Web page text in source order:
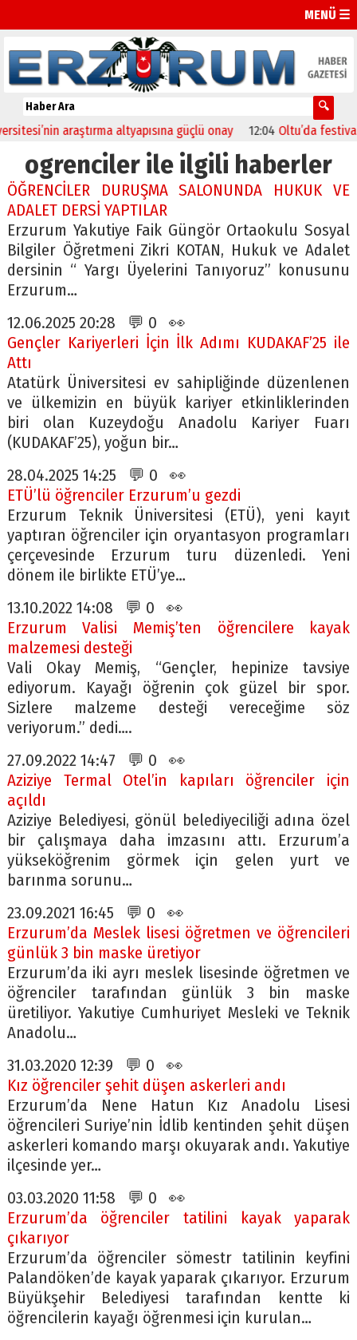
MENÜ ☰
araştırma altyapısına güçlü onay 12:04 Oltu’da festival
ogrenciler ile ilgili haberler
ÖĞRENCİLER DURUŞMA SALONUNDA HUKUK VE
ADALET DERSİ YAPTILAR
Erzurum Yakutiye Faik Güngör Ortaokulu Sosyal
Bilgiler Öğretmeni Zikri KOTAN, Hukuk ve Adalet
dersinin “ Yargı Üyelerini Tanıyoruz” konusunu
Erzurum…
12.06.2025 20:28 💬 0 👀
Gençler Kariyerleri İçin İlk Adımı KUDAKAF’25 ile
Attı
Atatürk Üniversitesi ev sahipliğinde düzenlenen
ve ülkemizin en büyük kariyer etkinliklerinden
biri olan Kuzeydoğu Anadolu Kariyer Fuarı
(KUDAKAF’25), yoğun bir…
28.04.2025 14:25 💬 0 👀
ETÜ’lü öğrenciler Erzurum’u gezdi
Erzurum Teknik Üniversitesi (ETÜ), yeni kayıt
yaptıran öğrenciler için oryantasyon programları
çerçevesinde Erzurum turu düzenledi. Yeni
dönem ile birlikte ETÜ’ye…
13.10.2022 14:08 💬 0 👀
Erzurum Valisi Memiş’ten öğrencilere kayak
malzemesi desteği
Vali Okay Memiş, “Gençler, hepinize tavsiye
ediyorum. Kayağı öğrenin çok güzel bir spor.
Sizlere malzeme desteği vereceğime söz
veriyorum.” dedi….
27.09.2022 14:47 💬 0 👀
Aziziye Termal Otel’in kapıları öğrenciler için
açıldı
Aziziye Belediyesi, gönül belediyeciliği adına özel
bir çalışmaya daha imzasını attı. Erzurum’a
yükseköğrenim görmek için gelen yurt ve
barınma sorunu…
23.09.2021 16:45 💬 0 👀
Erzurum’da Meslek lisesi öğretmen ve öğrencileri
günlük 3 bin maske üretiyor
Erzurum’da iki ayrı meslek lisesinde öğretmen ve
öğrenciler tarafından günlük 3 bin maske
üretiliyor. Yakutiye Cumhuriyet Mesleki ve Teknik
Anadolu…
31.03.2020 12:39 💬 0 👀
Kız öğrenciler şehit düşen askerleri andı
Erzurum’da Nene Hatun Kız Anadolu Lisesi
öğrencileri Suriye’nin İdlib kentinden şehit düşen
askerleri komando marşı okuyarak andı. Yakutiye
ilçesinde yer…
03.03.2020 11:58 💬 0 👀
Erzurum’da öğrenciler tatilini kayak yaparak
çıkarıyor
Erzurum’da öğrenciler sömestr tatilinin keyfini
Palandöken’de kayak yaparak çıkarıyor. Erzurum
Büyükşehir Belediyesi tarafından kentte ki
öğrencilerin kayağı öğrenmesi için kurulan…